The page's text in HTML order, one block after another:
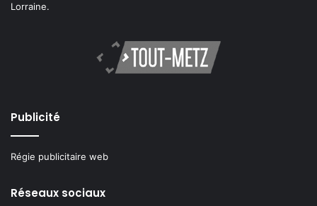
Lorraine.
Publicité
Régie publicitaire web
Réseaux sociaux